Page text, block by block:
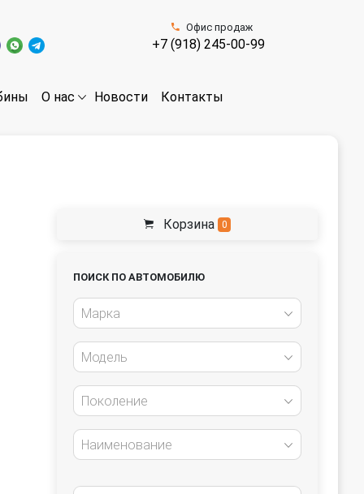
Офис продаж
+7 (918) 245-00-99
О нас Новости Контакты
Корзина 0
ПОИСК ПО АВТОМОБИЛЮ
Марка
Модель
Поколение
Наименование